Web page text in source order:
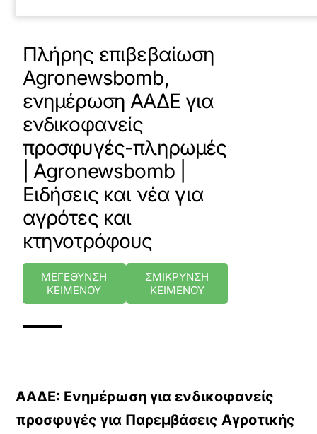
Πλήρης επιβεβαίωση
Agronewsbomb,
ενημέρωση ΑΑΔΕ για
ενδικοφανείς
προσφυγές-πληρωμές
| Agronewsbomb |
Ειδήσεις και νέα για
αγρότες και
κτηνοτρόφους
ΜΕΓΕΘΥΝΣΗ
ΚΕΙΜΕΝΟΥ
ΣΜΙΚΡΥΝΣΗ
ΚΕΙΜΕΝΟΥ
ΑΑΔΕ: Ενημέρωση για ενδικοφανείς
προσφυγές για Παρεμβάσεις Αγροτικής